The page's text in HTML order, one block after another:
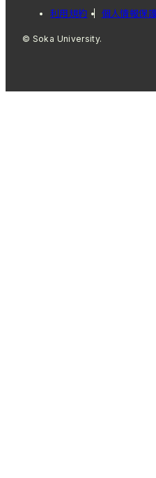
利用規約 個人情報保
© Soka University.